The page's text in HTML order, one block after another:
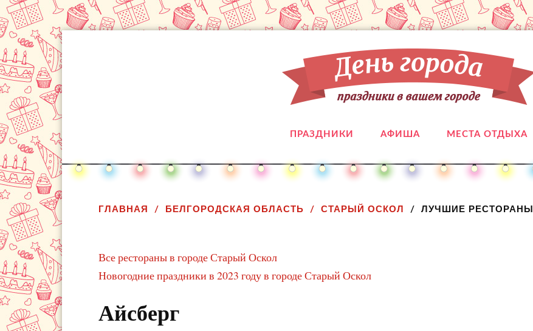
ПРАЗДНИКИ АФИША МЕСТА ОТДЫХА
ГЛАВНАЯ БЕЛГОРОДСКАЯ ОБЛАСТЬ СТАРЫЙ ОСКОЛ ЛУЧШИЕ РЕСТОРАНЫ
Все рестораны в городе Старый Оскол
Новогодние праздники в 2023 году в городе Старый Оскол
Айсберг